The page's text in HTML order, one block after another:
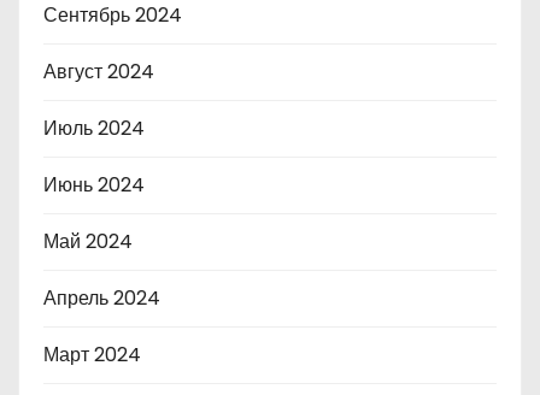
Сентябрь 2024
Август 2024
Июль 2024
Июнь 2024
Май 2024
Апрель 2024
Март 2024